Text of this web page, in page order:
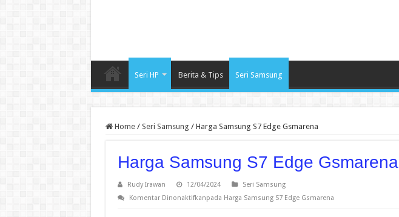
Seri HP Berita & Tips Seri Samsung
Home / Seri Samsung / Harga Samsung S7 Edge Gsmarena
Harga Samsung S7 Edge Gsmarena
Rudy Irawan 12/04/2024
Seri Samsung
Komentar Dinonaktifkanpada Harga Samsung S7 Edge Gsmarena